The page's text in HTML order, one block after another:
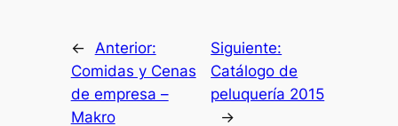
← Anterior:
Comidas y Cenas
de empresa –
Makro
Siguiente:
Catálogo de
peluquería 2015
→